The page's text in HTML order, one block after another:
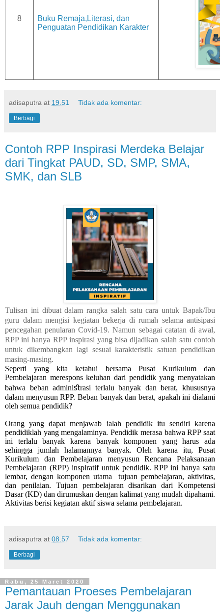
8
Buku Remaja,Literasi, dan
Penguatan Pendidikan Karakter
adisaputra at 19.51 Tidak ada komentar:
Berbagi
Contoh RPP Inspirasi Merdeka Belajar
dari Tingkat PAUD, SD, SMP, SMA,
SMK, dan SLB
Tulisan ini dibuat dalam rangka salah satu cara untuk Bapak/Ibu
guru dalam mengisi kegiatan bekerja di rumah selama antisipasi
pencegahan penularan Covid-19. Namun sebagai catatan di awal,
RPP ini hanya RPP inspirasi yang bisa dijadikan salah satu contoh
untuk dikembangkan lagi sesuai karakteristik satuan pendidikan
masing-masing.
Seperti yang kita ketahui bersama Pusat Kurikulum dan
Pembelajaran merespons keluhan dari pendidik yang menyatakan
bahwa beban adminiﬆrasi terlalu banyak dan berat, khususnya
dalam menyusun RPP. Beban banyak dan berat, apakah ini dialami
oleh semua pendidik?
Orang yang dapat menjawab ialah pendidik itu sendiri karena
pendidiklah yang mengalaminya. Pendidik merasa bahwa RPP saat
ini terlalu banyak karena banyak komponen yang harus ada
sehingga jumlah halamannya banyak. Oleh karena itu, Pusat
Kurikulum dan Pembelajaran menyusun Rencana Pelaksanaan
Pembelajaran (RPP) inspiratif untuk pendidik. RPP ini hanya satu
lembar, dengan komponen utama
tujuan pembelajaran, aktivitas,
dan penilaian. Tujuan pembelajaran disarikan dari Kompetensi
Dasar (KD) dan dirumuskan dengan kalimat yang mudah dipahami.
Aktivitas berisi kegiatan aktif siswa selama pembelajaran.
adisaputra at 08.57 Tidak ada komentar:
Berbagi
Rabu, 25 Maret 2020
Pemantauan Proeses Pembelajaran
Jarak Jauh dengan Menggunakan